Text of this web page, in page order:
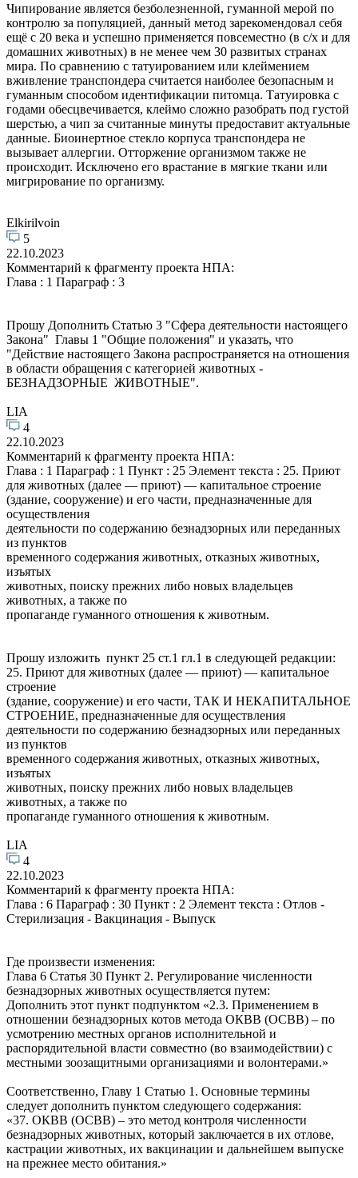
Чипирование является безболезненной, гуманной мерой по
контролю за популяцией, данный метод зарекомендовал себя
ещё с 20 века и успешно применяется повсеместно (в с/х и для
домашних животных) в не менее чем 30 развитых странах
мира. По сравнению с татуированием или клеймением
вживление транспондера считается наиболее безопасным и
гуманным способом идентификации питомца. Татуировка с
годами обесцвечивается, клеймо сложно разобрать под густой
шерстью, а чип за считанные минуты предоставит актуальные
данные. Биоинертное стекло корпуса транспондера не
вызывает аллергии. Отторжение организмом также не
происходит. Исключено его врастание в мягкие ткани или
мигрирование по организму.
Elkirilvoin
5
22.10.2023
Комментарий к фрагменту проекта НПА:
Глава : 1 Параграф : 3
Прошу Дополнить Статью 3 "Сфера деятельности настоящего
Закона" Главы 1 "Общие положения" и указать, что
"Действие настоящего Закона распространяется на отношения
в области обращения с категорией животных -
БЕЗНАДЗОРНЫЕ ЖИВОТНЫЕ".
LIA
4
22.10.2023
Комментарий к фрагменту проекта НПА:
Глава : 1 Параграф : 1 Пункт : 25 Элемент текста : 25. Приют
для животных (далее — приют) — капитальное строение
(здание, сооружение) и его части, предназначенные для
осуществления
деятельности по содержанию безнадзорных или переданных
из пунктов
временного содержания животных, отказных животных,
изъятых
животных, поиску прежних либо новых владельцев
животных, а также по
пропаганде гуманного отношения к животным.
Прошу изложить пункт 25 ст.1 гл.1 в следующей редакции:
25. Приют для животных (далее — приют) — капитальное
строение
(здание, сооружение) и его части, ТАК И НЕКАПИТАЛЬНОЕ
СТРОЕНИЕ, предназначенные для осуществления
деятельности по содержанию безнадзорных или переданных
из пунктов
временного содержания животных, отказных животных,
изъятых
животных, поиску прежних либо новых владельцев
животных, а также по
пропаганде гуманного отношения к животным.
LIA
4
22.10.2023
Комментарий к фрагменту проекта НПА:
Глава : 6 Параграф : 30 Пункт : 2 Элемент текста : Отлов -
Стерилизация - Вакцинация - Выпуск
Где произвести изменения:
Глава 6 Статья 30 Пункт 2. Регулирование численности
безнадзорных животных осуществляется путем:
Дополнить этот пункт подпунктом «2.3. Применением в
отношении безнадзорных котов метода ОКВВ (ОСВВ) – по
усмотрению местных органов исполнительной и
распорядительной власти совместно (во взаимодействии) с
местными зоозащитными организациями и волонтерами.»
Соответственно, Главу 1 Статью 1. Основные термины
следует дополнить пунктом следующего содержания:
«37. ОКВВ (ОСВВ) – это метод контроля численности
безнадзорных животных, который заключается в их отлове,
кастрации животных, их вакцинации и дальнейшем выпуске
на прежнее место обитания.»